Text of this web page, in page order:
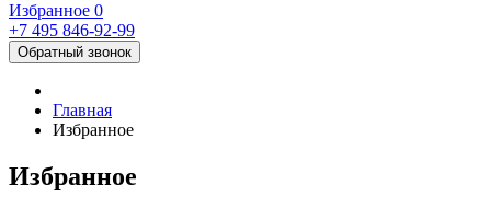
Избранное 0
+7 495 846-92-99
Обратный звонок
Главная
Избранное
Избранное